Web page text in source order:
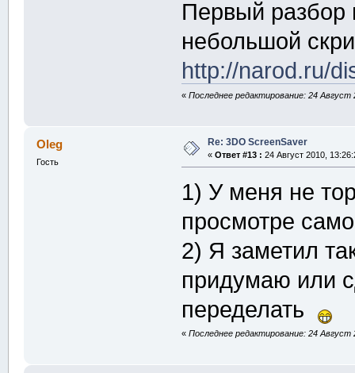
Первый разбор
небольшой
http://narod.ru/
«Последнее редактирование: 24 Август
Oleg
Гость
Re: 3DO ScreenSaver
« Ответ #13 : 24 Август 2010,
1) У меня не
просмотре
2) Я заметил
придумаю или
переделать
«Последнее редактирование: 24